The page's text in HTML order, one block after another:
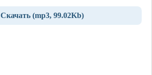
Скачать (mp3, 99.02Kb)